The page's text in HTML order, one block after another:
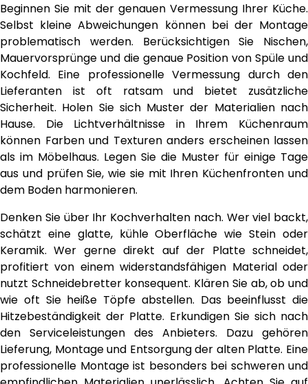
Beginnen Sie mit der genauen Vermessung Ihrer Küche.
Selbst kleine Abweichungen können bei der Montage
problematisch werden. Berücksichtigen Sie Nischen,
Mauervorsprünge und die genaue Position von Spüle und
Kochfeld. Eine professionelle Vermessung durch den
Lieferanten ist oft ratsam und bietet zusätzliche
Sicherheit. Holen Sie sich Muster der Materialien nach
Hause. Die Lichtverhältnisse in Ihrem Küchenraum
können Farben und Texturen anders erscheinen lassen
als im Möbelhaus. Legen Sie die Muster für einige Tage
aus und prüfen Sie, wie sie mit Ihren Küchenfronten und
dem Boden harmonieren.
Denken Sie über Ihr Kochverhalten nach. Wer viel backt,
schätzt eine glatte, kühle Oberfläche wie Stein oder
Keramik. Wer gerne direkt auf der Platte schneidet,
profitiert von einem widerstandsfähigen Material oder
nutzt Schneidebretter konsequent. Klären Sie ab, ob und
wie oft Sie heiße Töpfe abstellen. Das beeinflusst die
Hitzebeständigkeit der Platte. Erkundigen Sie sich nach
den Serviceleistungen des Anbieters. Dazu gehören
Lieferung, Montage und Entsorgung der alten Platte. Eine
professionelle Montage ist besonders bei schweren und